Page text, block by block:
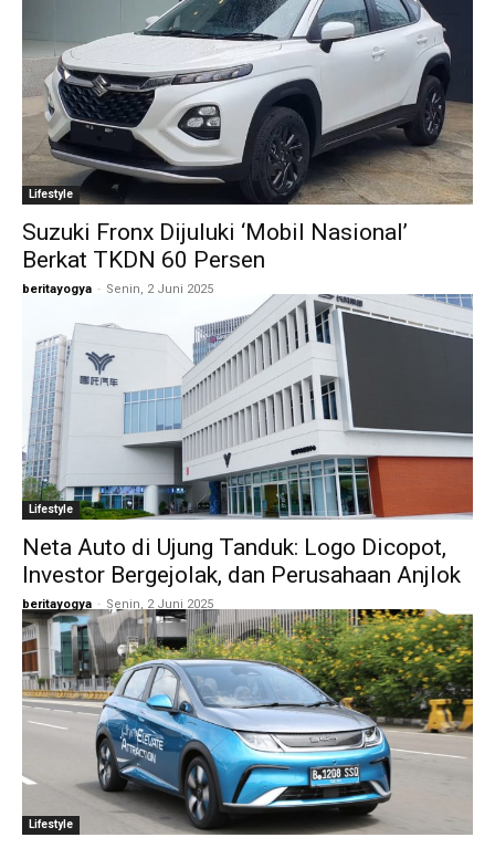
Lifestyle
Suzuki Fronx Dijuluki ‘Mobil Nasional’
Berkat TKDN 60 Persen
beritayogya - Senin, 2 Juni 2025
Lifestyle
Neta Auto di Ujung Tanduk: Logo Dicopot,
Investor Bergejolak, dan Perusahaan Anjlok
beritayogya - Senin, 2 Juni 2025
Lifestyle